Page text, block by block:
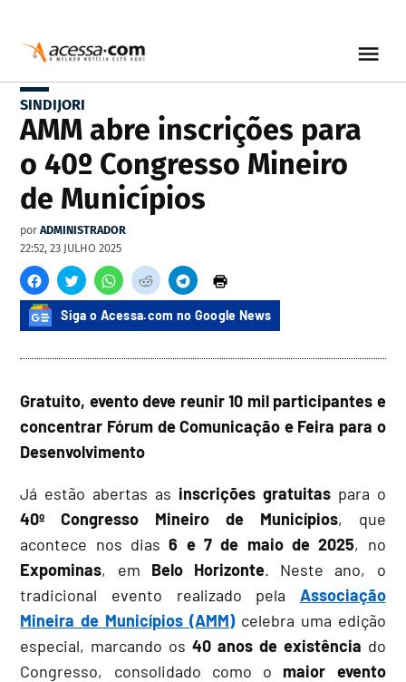
SINDIJORI
AMM abre inscrições para
o 40º Congresso Mineiro
de Municípios
por ADMINISTRADOR
22:52, 23 JULHO 2025
Siga o Acessa.com no Google News
Gratuito, evento deve reunir 10 mil participantes e
concentrar Fórum de Comunicação e Feira para o
Desenvolvimento
Já estão abertas as inscrições gratuitaspara o
40º Congresso Mineiro de Municípios, que
acontece nos dias6 e 7 de maio de 2025, no
Expominas, em Belo Horizonte. Neste ano, o
tradicional evento realizado pela Associação
Mineira de Municípios (AMM)celebra uma edição
especial, marcando os40 anos de existência do
Congresso, consolidado como o maior evento